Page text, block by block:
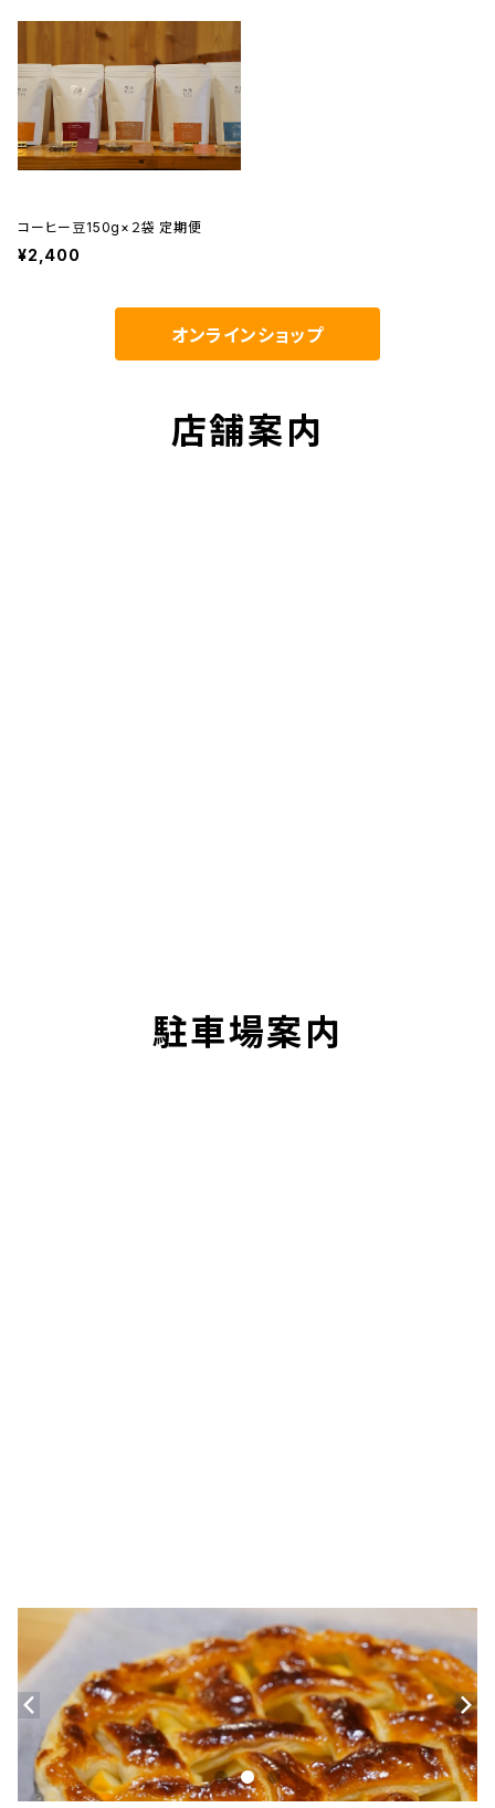
コーヒー豆150g×２袋 定期便
¥2,400
オンラインショップ
店舗案内
駐車場案内